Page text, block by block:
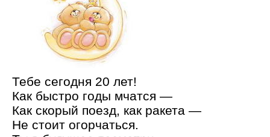
Тебе сегодня 20 лет!
Как быстро годы мчатся —
Как скорый поезд, как ракета —
Не стоит огорчаться.